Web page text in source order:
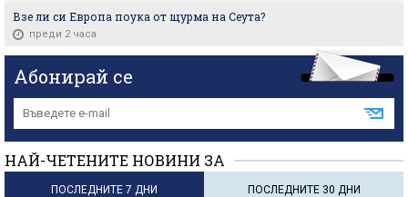
Взе ли си Европа поука от щурма на Сеута?
преди 2 часа
Абонирай се
НАЙ-ЧЕТЕНИТЕ НОВИНИ ЗА
ПОСЛЕДНИТЕ 7 ДНИ ПОСЛЕДНИТЕ 30 ДНИ